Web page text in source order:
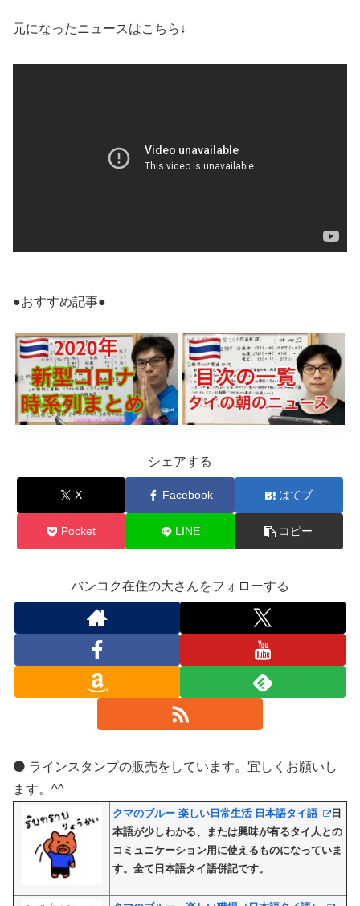
元になったニュースはこちら↓
●おすすめ記事●
シェアする
X Facebook はてブ
Pocket LINE コピー
バンコク在住の大さんをフォローする
⚫️ ラインスタンプの販売をしています。宜しくお願いし
ます。^^
クマのブルー 楽しい日常生活 日本語タイ語
日
本語が少しわかる、または興味が有るタイ人との
コミュニケーション用に使えるものになっていま
す。全て日本語タイ語併記です。